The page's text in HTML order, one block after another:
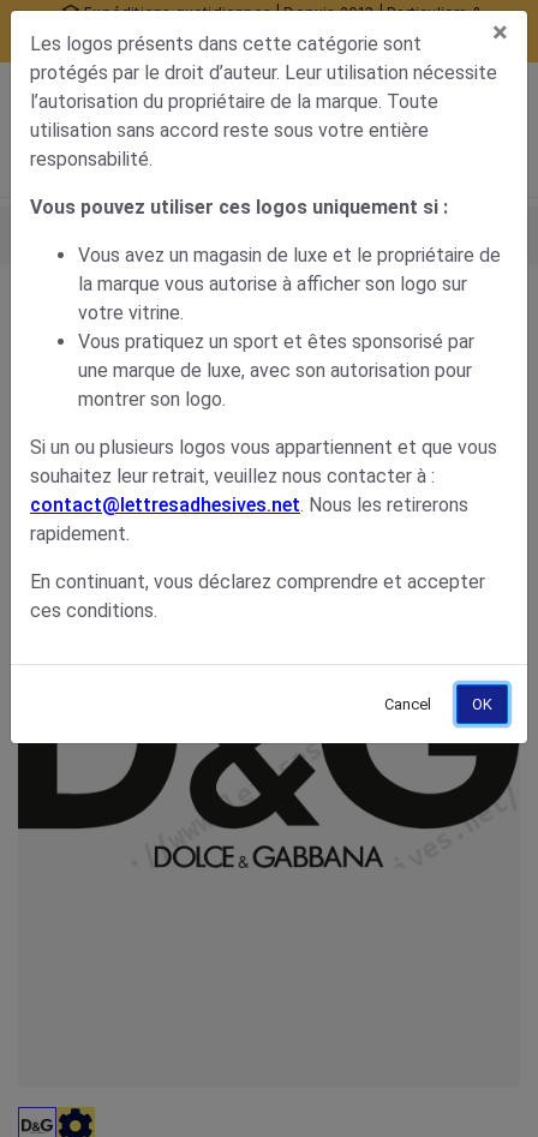
Expéditions quotidiennes | Depuis 2013 | Particuliers &
professionnels
10377 avis certifiés
Voir mon panier
Mon compteMenu de navigation
Logo Dolce And Gabbana
Logo Dolce And Gabbana
×
Les logos présents dans cette catégorie sont
protégés par le droit d’auteur. Leur utilisation nécessite
l’autorisation du propriétaire de la marque. Toute
utilisation sans accord reste sous votre entière
responsabilité.
Vous pouvez utiliser ces logos uniquement si :
Vous avez un magasin de luxe et le propriétaire de
la marque vous autorise à afficher son logo sur
votre vitrine.
Vous pratiquez un sport et êtes sponsorisé par
une marque de luxe, avec son autorisation pour
montrer son logo.
Si un ou plusieurs logos vous appartiennent et que vous
souhaitez leur retrait, veuillez nous contacter à :
contact@lettresadhesives.net. Nous les retirerons
rapidement.
En continuant, vous déclarez comprendre et accepter
ces conditions.
Cancel OK